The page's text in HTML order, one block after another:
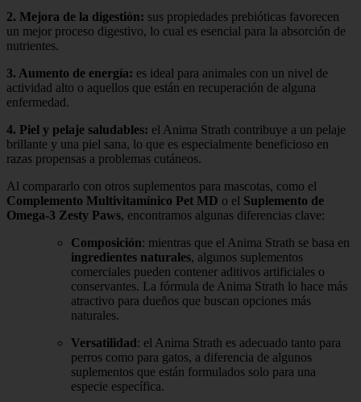
2. Mejora de la digestión: sus propiedades prebióticas favorecen
un mejor proceso digestivo, lo cual es esencial para la absorción de
nutrientes.
3. Aumento de energía: es ideal para animales con un nivel de
actividad alto o aquellos que están en recuperación de alguna
enfermedad.
4. Piel y pelaje saludables: el Anima Strath contribuye a un pelaje
brillante y una piel sana, lo que es especialmente beneficioso en
razas propensas a problemas cutáneos.
Al compararlo con otros suplementos para mascotas, como el
Complemento Multivitamínico Pet MD o el Suplemento de
Omega-3 Zesty Paws, encontramos algunas diferencias clave:
Composición: mientras que el Anima Strath se basa en
ingredientes naturales, algunos suplementos
comerciales pueden contener aditivos artificiales o
conservantes. La fórmula de Anima Strath lo hace más
atractivo para dueños que buscan opciones más
naturales.
Versatilidad: el Anima Strath es adecuado tanto para
perros como para gatos, a diferencia de algunos
suplementos que están formulados solo para una
especie específica.